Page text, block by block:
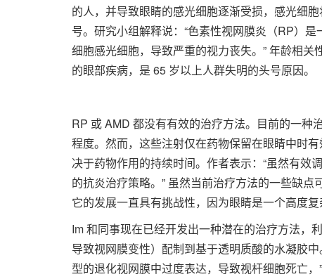
的人，并导致眼睛的感光细胞逐渐受损，感光细
号。研究小组解释说：“色素性视网膜炎（RP）
细胞感光细胞，导致严重的视力丧失。” 年龄相关
的眼部疾病，是 65 岁以上人群失明的头号原因。
RP 或 AMD 都没有有效的治疗方法。目前的一种
程度。然而，这些注射仅在药物保留在眼睛中时
决于药物作用的持续时间。作者表示：“虽然有效
的抗炎治疗策略。” 虽然当前治疗方法的一些缺
它的发展一直具有挑战性，因为眼睛是一个高度复
Im 和同事现在已经开发出一种潜在的治疗方法，
导致视网膜变性）配制到基于透明质酸的水凝胶
型的退化视网膜中过度表达，导致视杆细胞死亡